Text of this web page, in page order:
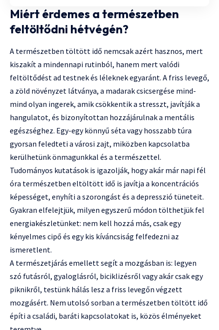
Miért érdemes a természetben
feltöltődni hétvégén?
A természetben töltött idő nemcsak azért hasznos, mert
kiszakít a mindennapi rutinból, hanem mert valódi
feltöltődést ad testnek és léleknek egyaránt. A friss levegő,
a zöld növényzet látványa, a madarak csicsergése mind-
mind olyan ingerek, amik csökkentik a stresszt, javítják a
hangulatot, és bizonyítottan hozzájárulnak a mentális
egészséghez. Egy-egy könnyű séta vagy hosszabb túra
gyorsan feledteti a városi zajt, miközben kapcsolatba
kerülhetünk önmagunkkal és a természettel.
Tudományos kutatások is igazolják, hogy akár már napi fél
óra természetben eltöltött idő is javítja a koncentrációs
képességet, enyhíti a szorongást és a depresszió tüneteit.
Gyakran elfelejtjük, milyen egyszerű módon tölthetjük fel
energiakészletünket: nem kell hozzá más, csak egy
kényelmes cipő és egy kis kíváncsiság felfedezni az
ismeretlent.
A természetjárás emellett segít a mozgásban is: legyen
szó futásról, gyaloglásról, biciklizésről vagy akár csak egy
piknikről, testünk hálás lesz a friss levegőn végzett
mozgásért. Nem utolsó sorban a természetben töltött idő
építi a családi, baráti kapcsolatokat is, közös élményeket